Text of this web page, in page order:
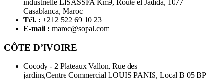
industrielle LISASSFA Km9, Route el Jadida, 1077
Casablanca, Maroc
Tél. : +212 522 69 10 23
E-mail : maroc@sopal.com
CÔTE D’IVOIRE
Cocody - 2 Plateaux Vallon, Rue des
jardins,Centre Commercial LOUIS PANIS, Local B 05 BP